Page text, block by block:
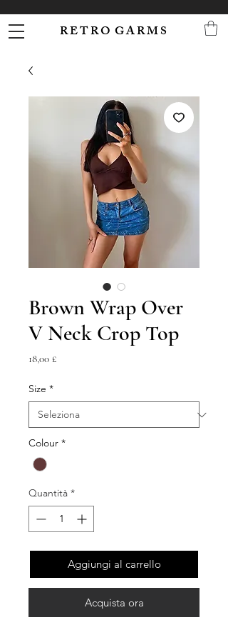
R E T R O G A R M S
Brown Wrap Over
V Neck Crop Top
18,00 £Prezzo
Size *
Colour *
Quantità *
Aggiungi al carrello
Acquista ora